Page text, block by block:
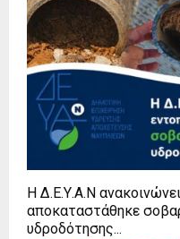
Η Δ.Ε.Υ.Α.Ν
αποκαταστάθηκε
υδροδότησης...